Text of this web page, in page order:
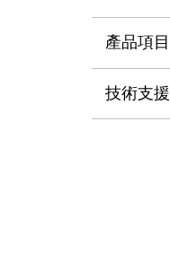
產品項目
技術支援